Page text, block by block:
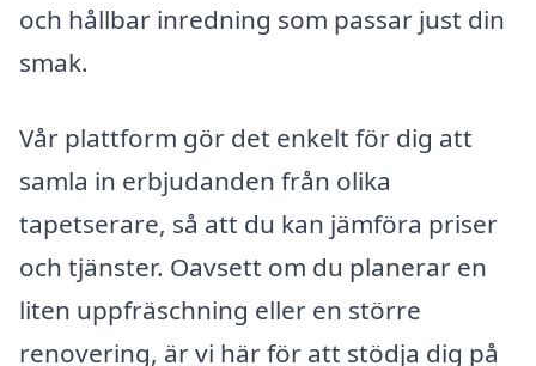
och hållbar inredning som passar just din
smak.
Vår plattform gör det enkelt för dig att
samla in erbjudanden från olika
tapetserare, så att du kan jämföra priser
och tjänster. Oavsett om du planerar en
liten uppfräschning eller en större
renovering, är vi här för att stödja dig på